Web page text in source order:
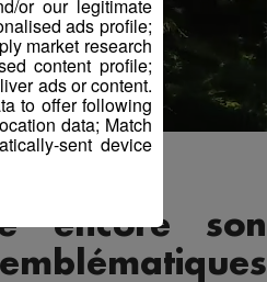
encore son
or our legitimate
ads profile;
market research
content profile;
ads or content.
to offer following
data; Match
sent device